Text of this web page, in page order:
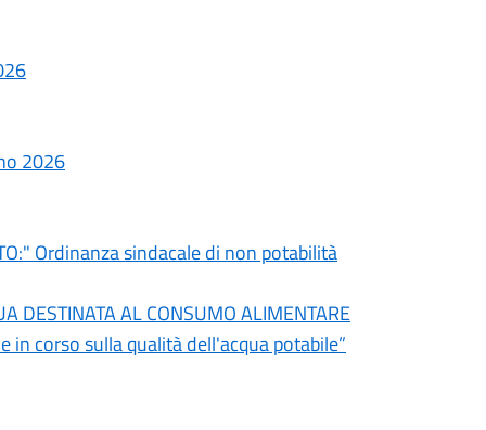
2026
Ordinanza sindacale di non potabilità
DESTINATA AL CONSUMO ALIMENTARE
in corso sulla qualità dell'acqua potabile”